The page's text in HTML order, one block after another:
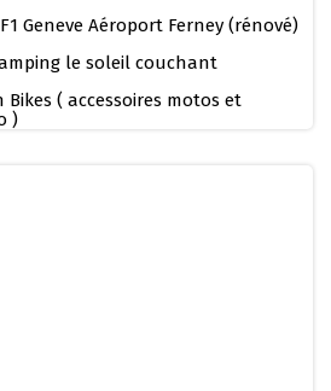
Geneve Aéroport Ferney (rénové)
le soleil couchant
Bikes ( accessoires motos et
)